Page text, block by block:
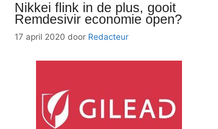
Nikkei flink in de plus, gooit
Remdesivir economie open?
17 april 2020 door Redacteur